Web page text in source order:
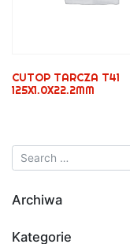
CUTOP TARCZA T41
125X1.0X22.2MM
Archiwa
Kategorie